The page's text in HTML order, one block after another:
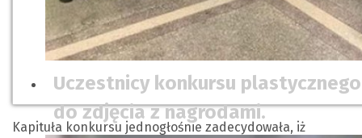
Uczestnicy konkursu
do zdjęcia z nagrodami.
Kapituła konkursu jednogłośnie zadecydowała, iż